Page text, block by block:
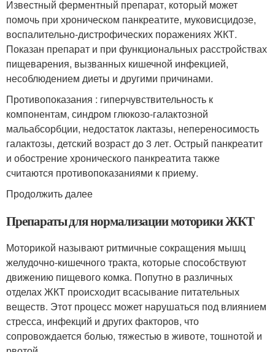
Известный ферментный препарат, который может
помочь при хроническом панкреатите, муковисцидозе,
воспалительно-дистрофических поражениях ЖКТ.
Показан препарат и при функциональных расстройствах
пищеварения, вызванных кишечной инфекцией,
несоблюдением диеты и другими причинами.
Противопоказания : гиперчувствительность к
компонентам, синдром глюкозо-галактозной
мальабсорбции, недостаток лактазы, непереносимость
галактозы, детский возраст до 3 лет. Острый панкреатит
и обострение хронического панкреатита также
считаются противопоказаниями к приему.
Продолжить далее
Препараты для нормализации моторики ЖКТ
Моторикой называют ритмичные сокращения мышц
желудочно-кишечного тракта, которые способствуют
движению пищевого комка. Попутно в различных
отделах ЖКТ происходит всасывание питательных
веществ. Этот процесс может нарушаться под влиянием
стресса, инфекций и других факторов, что
сопровождается болью, тяжестью в животе, тошнотой и